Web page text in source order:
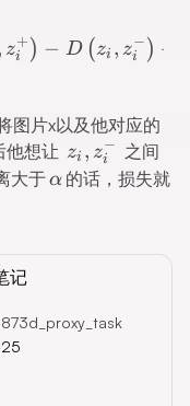
zi
+ ) − D ( zi , zi
− ) +
图片x以及他对应的
他想让 z_i,
z_i^{-}
zi , zi
−
之间
大于\alpha
α 的话，损失就
记